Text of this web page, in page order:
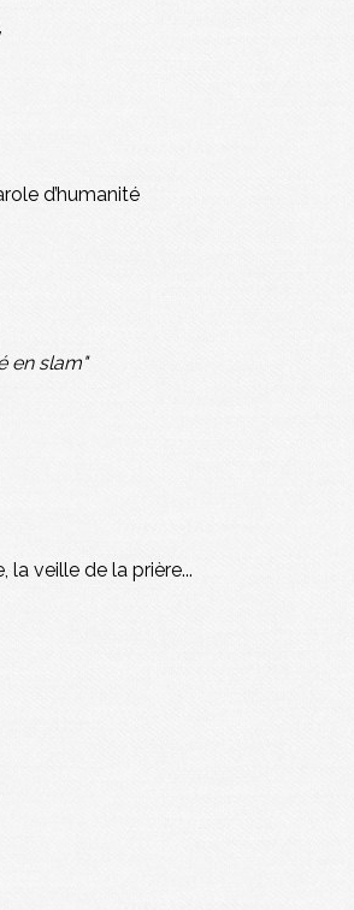
d’humanité
en slam"
veille de la prière...